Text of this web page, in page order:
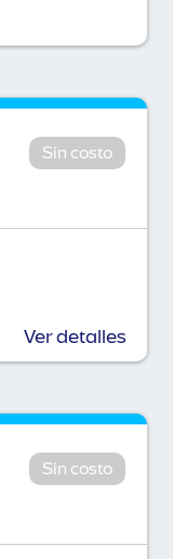
Sin costo
Ver detalles
Sin costo